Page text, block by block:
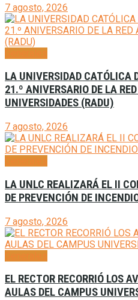
7 agosto, 2026
LA UNIVERSIDAD CATÓLICA
21.º ANIVERSARIO DE LA
UNIVERSIDADES (RADU)
7 agosto, 2026
LA UNLC REALIZARÁ EL II
DE PREVENCIÓN DE
7 agosto, 2026
EL RECTOR RECORRIÓ LOS
AULAS DEL CAMPUS